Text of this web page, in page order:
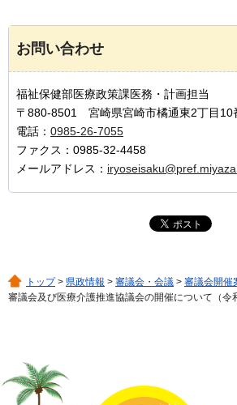
お問い合わせ
福祉保健部医療政策課医務・計画担当
〒880-8501 宮崎県宮崎市橘通東2丁目10
電話： 0985-26-7055
ファクス：0985-32-4458
メールアドレス：
トップ> 県政情報 > 審議会・会議 > 審議会開催
審議会及び医療介護推進協議会の開催について（令